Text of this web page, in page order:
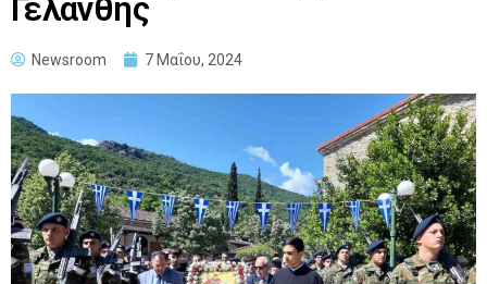
Γελάνθης
Newsroom 7 Μαΐου, 2024